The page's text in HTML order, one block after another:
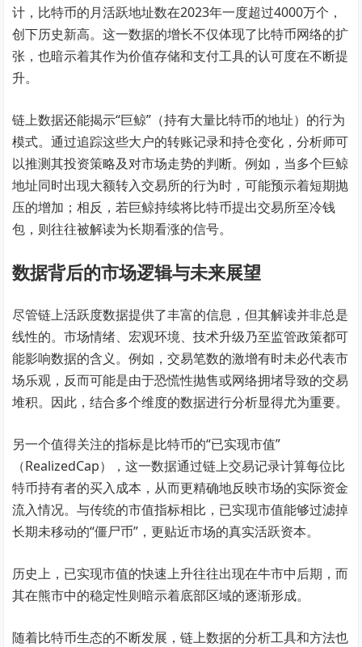
计，比特币的月活跃地址数在2023年一度超过4000万个，
创下历史新高。这一数据的增长不仅体现了比特币网络的扩
张，也暗示着其作为价值存储和支付工具的认可度在不断提
升。
链上数据还能揭示“巨鲸”（持有大量比特币的地址）的行为
模式。通过追踪这些大户的转账记录和持仓变化，分析师可
以推测其投资策略及对市场走势的判断。例如，当多个巨鲸
地址同时出现大额转入交易所的行为时，可能预示着短期抛
压的增加；相反，若巨鲸持续将比特币提出交易所至冷钱
包，则往往被解读为长期看涨的信号。
数据背后的市场逻辑与未来展望
尽管链上活跃度数据提供了丰富的信息，但其解读并非总是
线性的。市场情绪、宏观环境、技术升级乃至监管政策都可
能影响数据的含义。例如，交易笔数的激增有时未必代表市
场乐观，反而可能是由于恐慌性抛售或网络拥堵导致的交易
堆积。因此，结合多个维度的数据进行分析显得尤为重要。
另一个值得关注的指标是比特币的“已实现市值”
（RealizedCap），这一数据通过链上交易记录计算每位比
特币持有者的买入成本，从而更精确地反映市场的实际资金
流入情况。与传统的市值指标相比，已实现市值能够过滤掉
长期未移动的“僵尸币”，更贴近市场的真实活跃资本。
历史上，已实现市值的快速上升往往出现在牛市中后期，而
其在熊市中的稳定性则暗示着底部区域的逐渐形成。
随着比特币生态的不断发展，链上数据的分析工具和方法也